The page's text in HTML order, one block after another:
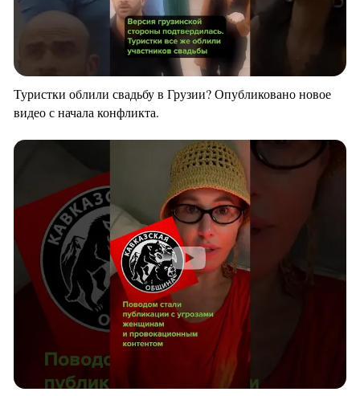
Туристки облили свадьбу в Грузии? Опубликовано новое
видео с начала конфликта.